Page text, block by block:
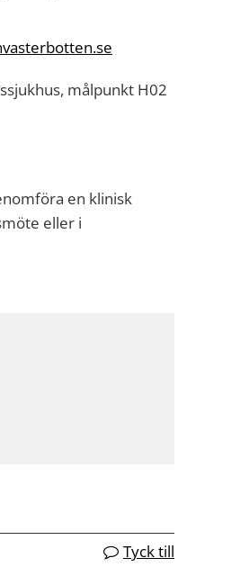
målpunkt H02
en klinisk
eller i
Tyck till